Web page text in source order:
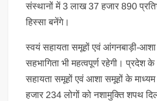
संस्थानों में 3 लाख 37 हजार 890
हिस्सा बनेंगे।
स्वयं सहायता समूहों एवं आंगनबाड़ी-आशा
सहभागिता भी महत्वपूर्ण रहेगी। प्रदेश
सहायता समूहों एवं आशा समूहों के
हजार 234 लोगों को नशामुक्ति शपथ